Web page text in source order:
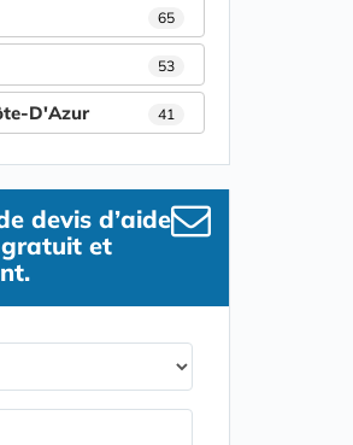
65
53
D'Azur 41
devis d’aide
et